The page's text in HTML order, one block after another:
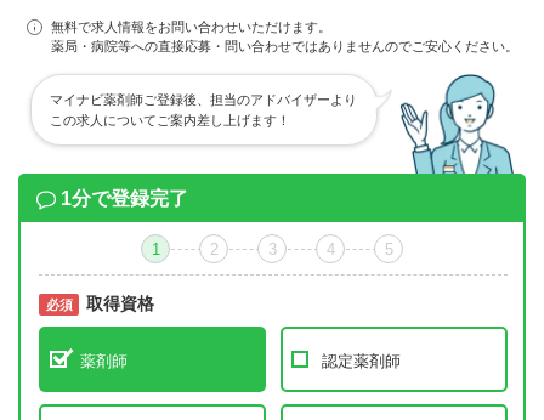
無料で求人情報をお問い合わせいただけます。
薬局・病院等への直接応募・問い合わせではありませんのでご安心ください。
マイナビ薬剤師ご登録後、担当のアドバイザーより
この求人についてご案内差し上げます！
1分で登録完了
1 2 3 4 5
必須 取得資格
薬剤師 認定薬剤師